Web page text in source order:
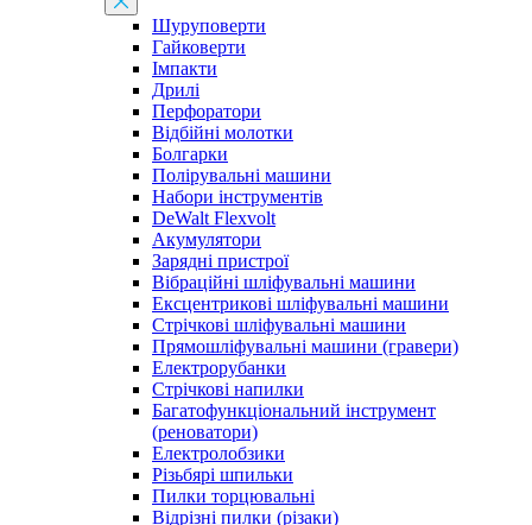
Шуруповерти
Гайковерти
Імпакти
Дрилі
Перфоратори
Відбійні молотки
Болгарки
Полірувальні машини
Набори інструментів
DeWalt Flexvolt
Акумулятори
Зарядні пристрої
Вібраційні шліфувальні машини
Ексцентрикові шліфувальні машини
Стрічкові шліфувальні машини
Прямошліфувальні машини (гравери)
Електрорубанки
Стрічкові напилки
Багатофункціональний інструмент
(реноватори)
Електролобзики
Різьбярі шпильки
Пилки торцювальні
Відрізні пилки (різаки)